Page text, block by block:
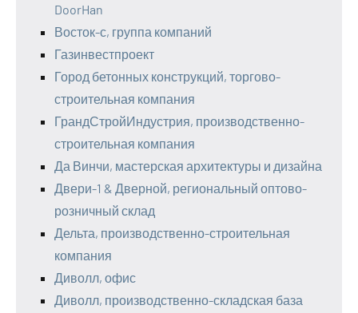
DoorHan
Восток-с, группа компаний
Газинвестпроект
Город бетонных конструкций, торгово-
строительная компания
ГрандСтройИндустрия, производственно-
строительная компания
Да Винчи, мастерская архитектуры и дизайна
Двери-1 & Дверной, региональный оптово-
розничный склад
Дельта, производственно-строительная
компания
Диволл, офис
Диволл, производственно-складская база